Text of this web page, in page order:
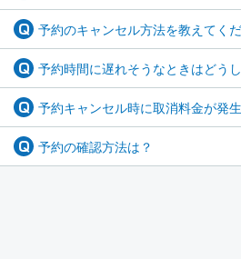
予約のキャンセル方法を教えてくだ
予約時間に遅れそうなときはどう
予約キャンセル時に取消料金が発
予約の確認方法は？